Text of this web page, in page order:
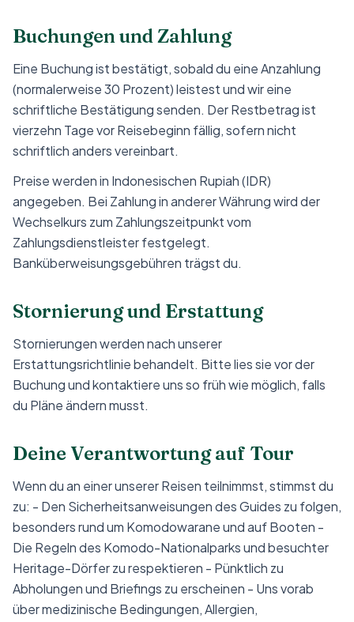
Buchungen und Zahlung
Eine Buchung ist bestätigt, sobald du eine Anzahlung
(normalerweise 30 Prozent) leistest und wir eine
schriftliche Bestätigung senden. Der Restbetrag ist
vierzehn Tage vor Reisebeginn fällig, sofern nicht
schriftlich anders vereinbart.
Preise werden in Indonesischen Rupiah (IDR)
angegeben. Bei Zahlung in anderer Währung wird der
Wechselkurs zum Zahlungszeitpunkt vom
Zahlungsdienstleister festgelegt.
Banküberweisungsgebühren trägst du.
Stornierung und Erstattung
Stornierungen werden nach unserer
Erstattungsrichtlinie behandelt. Bitte lies sie vor der
Buchung und kontaktiere uns so früh wie möglich, falls
du Pläne ändern musst.
Deine Verantwortung auf Tour
Wenn du an einer unserer Reisen teilnimmst, stimmst du
zu: - Den Sicherheitsanweisungen des Guides zu folgen,
besonders rund um Komodowarane und auf Booten -
Die Regeln des Komodo-Nationalparks und besuchter
Heritage-Dörfer zu respektieren - Pünktlich zu
Abholungen und Briefings zu erscheinen - Uns vorab
über medizinische Bedingungen, Allergien,